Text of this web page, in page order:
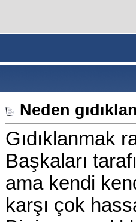
Neden
Gıdıklanmak
Başkaları
ama kendi
karşı çok